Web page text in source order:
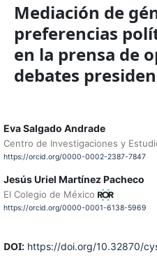
Mediación de
preferencias
en la prensa de
debates
Eva Salgado Andrade
Centro de Investigaciones y
https://orcid.org/0000-0002-2387-7847
Jesús Uriel Martínez Pacheco
El Colegio de México
https://orcid.org/0000-0001-6138-5969
DOI: https://doi.org/10.32870/